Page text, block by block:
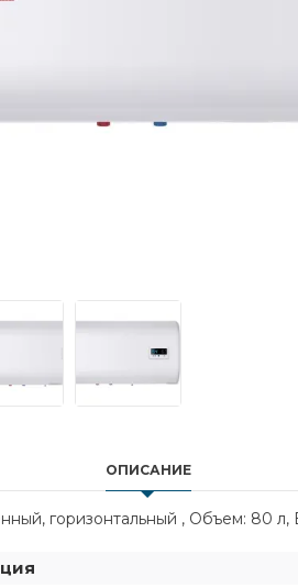
ОПИСАНИЕ
горизонтальный , Объем: 80